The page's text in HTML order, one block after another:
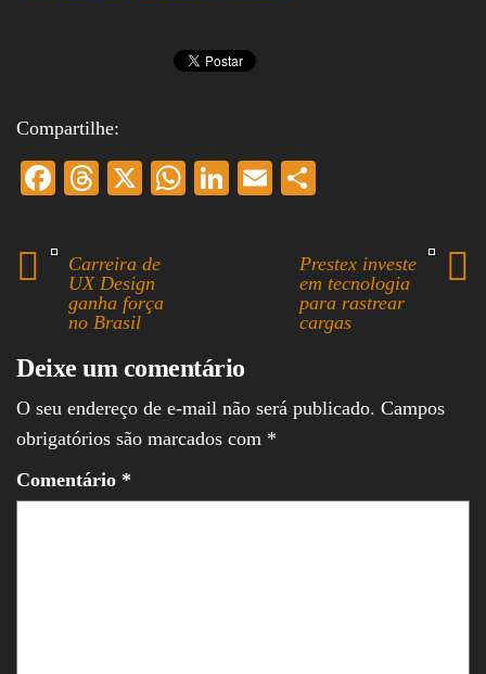
Compartilhe:
Fa
bo
ok
T
ea
ds
X
W
Li
E
ail
Carreira de
UX Design
ganha força
no Brasil
Prestex investe
em tecnologia
para rastrear
cargas
Deixe um comentário
O seu endereço de e-mail não será publicado. Campos
obrigatórios são marcados com *
Comentário *